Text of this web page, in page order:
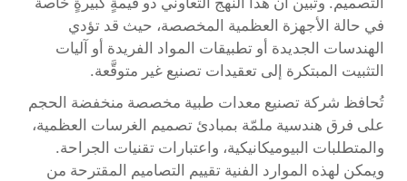
في حالة الأجهزة العظمية المخصصة، حيث قد تؤدي
الهندسات الجديدة أو تطبيقات المواد الفريدة أو آليات
التثبيت المبتكرة إلى تعقيدات تصنيع غير متوقَّعة.
تُحافظ شركة تصنيع معدات طبية مخصصة منخفضة الحجم
على فرق هندسية ملمّة بمبادئ تصميم الغرسات العظمية،
والمتطلبات البيوميكانيكية، واعتبارات تقنيات الجراحة.
ويمكن لهذه الموارد الفنية تقييم التصاميم المقترحة من